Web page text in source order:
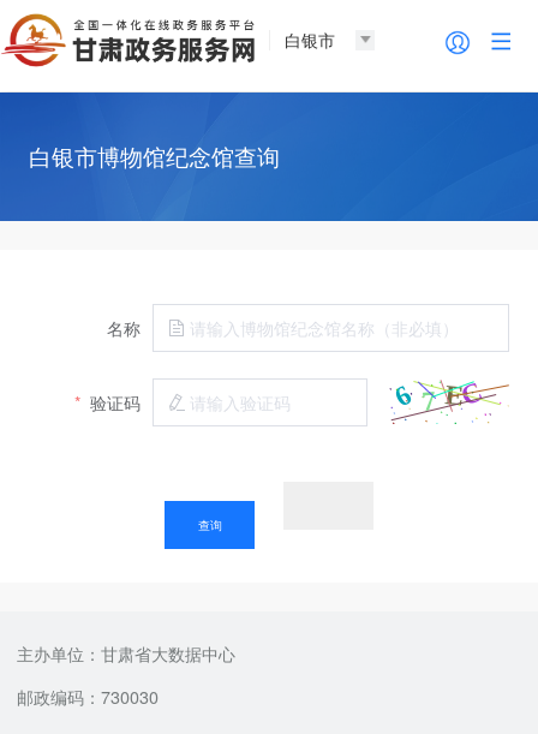
白银市
白银市博物馆纪念馆查询
名称
* 验证码
主办单位：甘肃省大数据中心
邮政编码：730030